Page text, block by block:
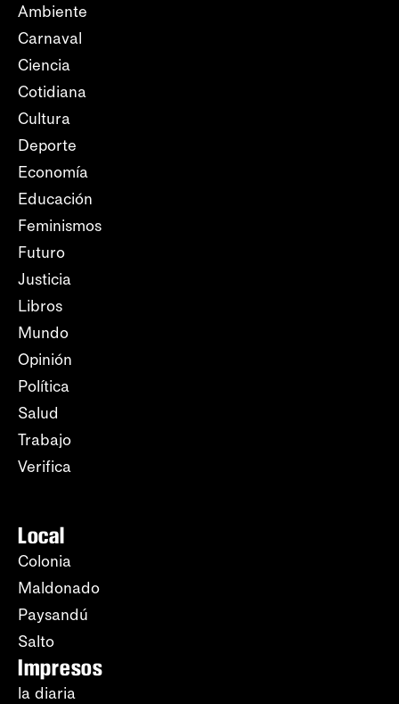
Ambiente
Carnaval
Ciencia
Cotidiana
Cultura
Deporte
Economía
Educación
Feminismos
Futuro
Justicia
Libros
Mundo
Opinión
Política
Salud
Trabajo
Verifica
Local
Colonia
Maldonado
Paysandú
Salto
Impresos
la diaria